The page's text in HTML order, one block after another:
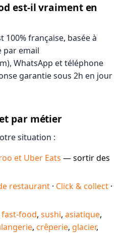
est-il vraiment en
française, basée à
par email
WhatsApp et téléphone
garantie sous 2h en jour
par métier
situation :
et Uber Eats — sortir des
restaurant · Click & collect ·
fast-food,sushi,asiatique,
,crêperie, glacier,